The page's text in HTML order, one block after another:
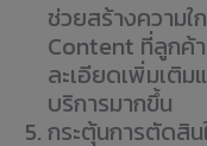
ช่วยสร้างความ
Content ที่ลูกค้
ละเอียดเพิ่มเติม
บริการมากขึ้น
กระตุ้นการตัดสิ